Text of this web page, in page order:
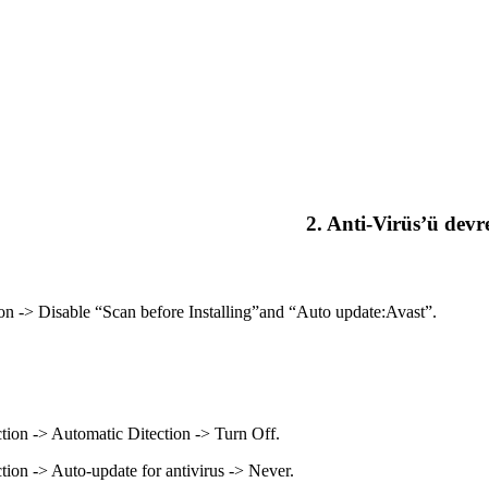
2. Anti-Virüs’ü devre
-> Disable “Scan before Installing”and “Auto update:Avast”.
-> Automatic Ditection -> Turn Off.
-> Auto-update for antivirus -> Never.